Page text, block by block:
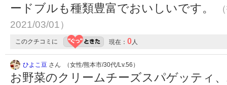
ードブルも種類豊富でおいしいです。
2021/03/01）
このクチコミに 現在： 0人
ひよこ豆 さん （女性/熊本市/30代/Lv.56）
お野菜のクリームチーズスパゲッティ